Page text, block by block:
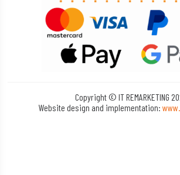
Copyright © IT REMARKETING
Website design and implementation: